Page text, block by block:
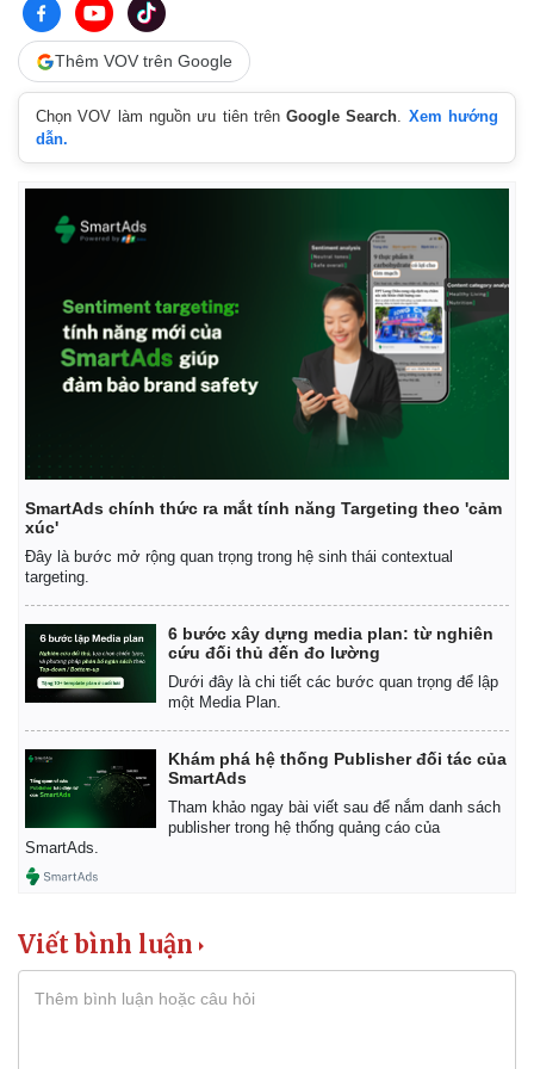
Thêm VOV trên Google
Chọn VOV làm nguồn ưu tiên trênGoogle Search. Xem hướng
dẫn.
SmartAds chính thức ra mắt tính năng Targeting theo 'cảm
xúc'
Đây là bước mở rộng quan trọng trong hệ sinh thái contextual
targeting.
6 bước xây dựng media plan: từ nghiên
cứu đối thủ đến đo lường
Dưới đây là chi tiết các bước quan trọng để lập
một Media Plan.
Khám phá hệ thống Publisher đối tác của
SmartAds
Tham khảo ngay bài viết sau để nắm danh sách
publisher trong hệ thống quảng cáo của
SmartAds.
Viết bình luận